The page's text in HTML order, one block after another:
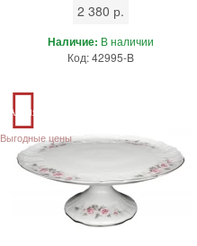
2 380 р.
Наличие: В наличии
Код: 42995-B
Акция
Выгодные цены